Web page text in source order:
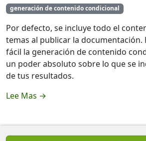
generación de contenido condicional
Por defecto, se incluye todo el
temas al publicar la documentación.
fácil la generación de contenido
un poder absoluto sobre lo que se
de tus resultados.
Lee Mas →